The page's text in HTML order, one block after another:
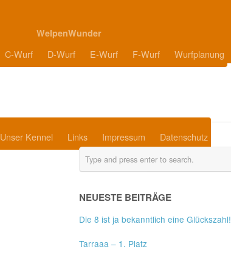
WelpenWunder
C-Wurf D-Wurf E-Wurf F-Wurf Wurfplanung
Unser Kennel Links Impressum Datenschutz
NEUESTE BEITRÄGE
Die 8 ist ja bekanntlich eine Glückszahl!
Tarraaa – 1. Platz